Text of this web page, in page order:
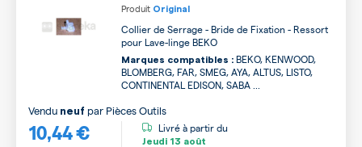
Produit Original
Collier de Serrage - Bride de Fixation - Ressort
pour Lave-linge BEKO
Marques compatibles : BEKO, KENWOOD,
BLOMBERG, FAR, SMEG, AYA, ALTUS, LISTO,
CONTINENTAL EDISON, SABA ...
10,44 €
Vendu neuf par Pièces Outils
Livré à partir du
Jeudi 13 août